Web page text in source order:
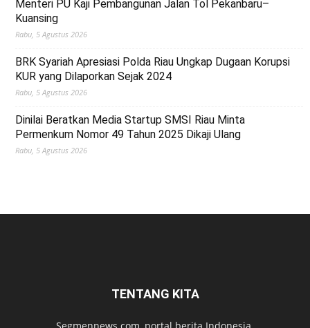
Menteri PU Kaji Pembangunan Jalan Tol Pekanbaru–
Kuansing
Rabu, 5 Agustus 2026
BRK Syariah Apresiasi Polda Riau Ungkap Dugaan Korupsi
KUR yang Dilaporkan Sejak 2024
Rabu, 5 Agustus 2026
Dinilai Beratkan Media Startup SMSI Riau Minta
Permenkum Nomor 49 Tahun 2025 Dikaji Ulang
Rabu, 5 Agustus 2026
TENTANG KITA